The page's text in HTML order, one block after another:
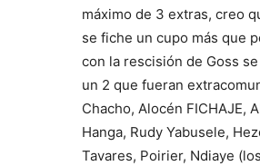
máximo de 3 extras, creo
se fiche un cupo más que
con la rescisión de Goss
un 2 que fueran
Chacho, Alocén FICHAJE,
Hanga, Rudy Yabusele,
Tavares, Poirier, Ndiaye